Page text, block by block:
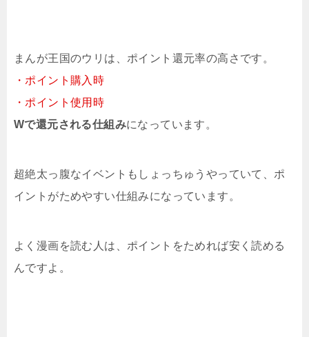
まんが王国のウリは、ポイント還元率の高さです。
・ポイント購入時
・ポイント使用時
Wで還元される仕組みになっています。
超絶太っ腹なイベントもしょっちゅうやっていて、ポ
イントがためやすい仕組みになっています。
よく漫画を読む人は、ポイントをためれば安く読める
んですよ。